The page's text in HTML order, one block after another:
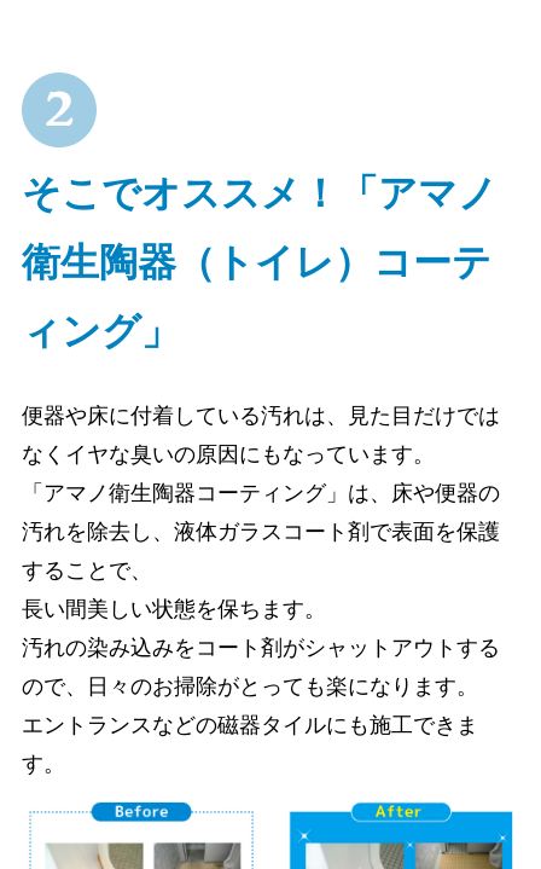
そこでオススメ！「アマノ
衛生陶器（トイレ）コーテ
ィング」
便器や床に付着している汚れは、見た目だけでは
なくイヤな臭いの原因にもなっています。
「アマノ衛生陶器コーティング」は、床や便器の
汚れを除去し、液体ガラスコート剤で表面を保護
することで、
長い間美しい状態を保ちます。
汚れの染み込みをコート剤がシャットアウトする
ので、日々のお掃除がとっても楽になります。
エントランスなどの磁器タイルにも施工できま
す。